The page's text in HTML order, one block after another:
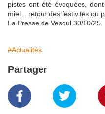
pistes ont été évoquées,
miel... retour des festivi­tés ou
La Presse de Vesoul 30/10/25
#Actualités
Partager